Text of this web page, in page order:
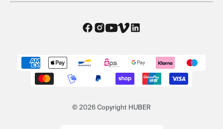
© 2026 Copyright HUBER